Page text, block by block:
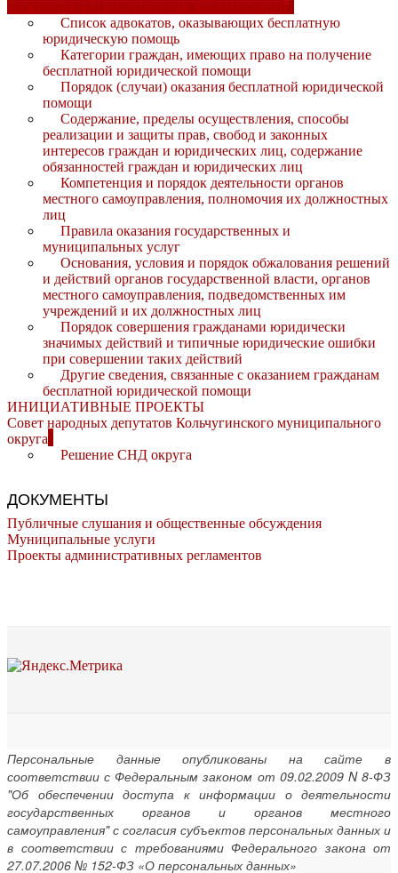
Список адвокатов, оказывающих бесплатную
юридическую помощь
Категории граждан, имеющих право на получение
бесплатной юридической помощи
Порядок (случаи) оказания бесплатной юридической
помощи
Содержание, пределы осуществления, способы
реализации и защиты прав, свобод и законных
интересов граждан и юридических лиц, содержание
обязанностей граждан и юридических лиц
Компетенция и порядок деятельности органов
местного самоуправления, полномочия их должностных
лиц
Правила оказания государственных и
муниципальных услуг
Основания, условия и порядок обжалования решений
и действий органов государственной власти, органов
местного самоуправления, подведомственных им
учреждений и их должностных лиц
Порядок совершения гражданами юридически
значимых действий и типичные юридические ошибки
при совершении таких действий
Другие сведения, связанные с оказанием гражданам
бесплатной юридической помощи
ИНИЦИАТИВНЫЕ ПРОЕКТЫ
Совет народных депутатов Кольчугинского муниципального
округа
Решение СНД округа
ДОКУМЕНТЫ
Публичные слушания и общественные обсуждения
Муниципальные услуги
Проекты административных регламентов
Персональные данные опубликованы на сайте в
соответствии с Федеральным законом от 09.02.2009 N 8-ФЗ
"Об обеспечении доступа к информации о деятельности
государственных органов и органов местного
самоуправления" с согласия субъектов персональных данных и
в соответствии с требованиями Федерального закона от
27.07.2006 № 152-ФЗ «О персональных данных»